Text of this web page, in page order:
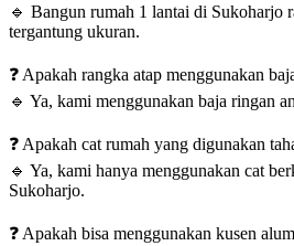
🔹 Bangun rumah 1 lantai di Sukoharjo
tergantung ukuran.
❓ Apakah rangka atap menggunakan
🔹 Ya, kami menggunakan baja ringan
❓ Apakah cat rumah yang digunakan
🔹 Ya, kami hanya menggunakan cat
Sukoharjo.
❓ Apakah bisa menggunakan kusen